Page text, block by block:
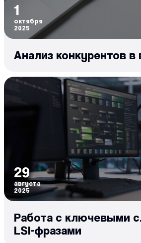
1
октября
2025
Анализ конкурентов
29
августа
2025
Работа с ключевыми
LSI-фразами